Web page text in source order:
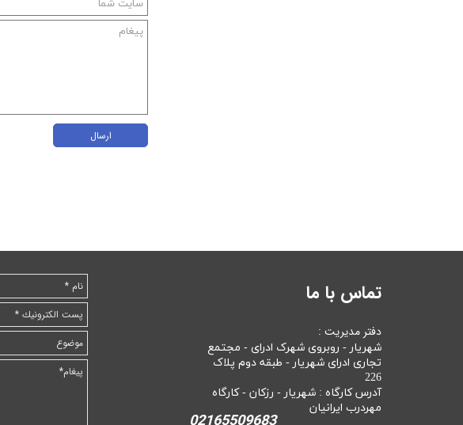
ارسال
تماس با ما
دفتر مدیریت :
شهریار - روبروی شهرک ادرای - مجتمع
تجاری ادرای شهریار - طبقه دوم پلاک
226
آدرس کارگاه : شهریار - رزکان - کارگاه
مهردرب ایرانیان